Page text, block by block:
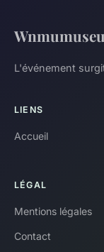
L'événement
LIENS
Accueil
LÉGAL
Mentions légales
Contact